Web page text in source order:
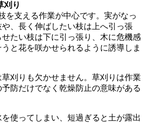
刈り
を支える作業が中心です。実がなっ
、長く伸ばしたい枝は上へ引っ張
たい枝は下に引っ張り、木に危機感
と花を咲かせられるように誘導しま
刈りも欠かせません。草刈りは作業
防だけでなく乾燥防止の意味がある
使ってしまい、短過ぎると土が露出